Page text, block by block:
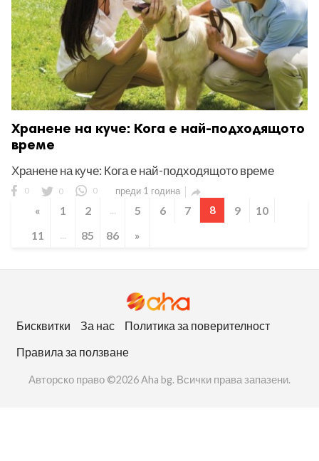
Хранене на куче: Кога е най-подходящото
време
Хранене на куче: Кога е най-подходящото време
0 0 0 преди 1 година 
« 1 2 ... 5 6 7 8 9
10
11
... 85 86 »
Бисквитки За нас
Политика за поверителност
Правила за ползване
Авторско право ©2026 Aha bg. Всички права запазени.